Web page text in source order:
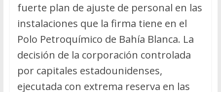
fuerte plan de ajuste de personal en las
instalaciones que la firma tiene en el
Polo Petroquímico de Bahía Blanca. La
decisión de la corporación controlada
por capitales estadounidenses,
ejecutada con extrema reserva en las